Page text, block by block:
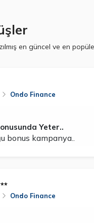
en güncel ve en
Ondo Finance
Yeter..
bonus kampanya..
Ondo Finance